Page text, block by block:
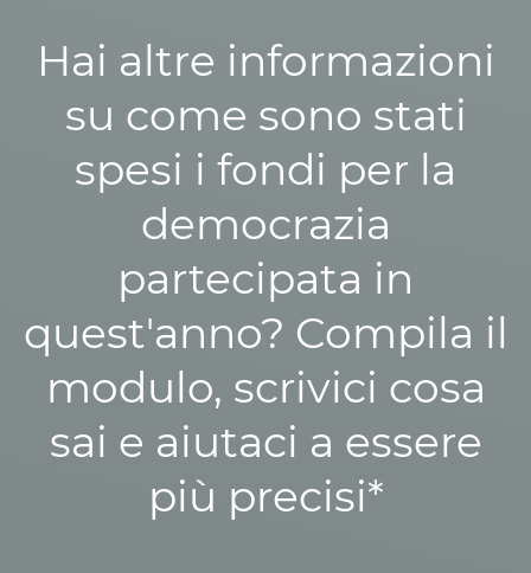
Hai altre informazioni
su come sono stati
spesi i fondi per la
democrazia
partecipata in
quest'anno? Compila il
modulo, scrivici cosa
sai e aiutaci a essere
più precisi*